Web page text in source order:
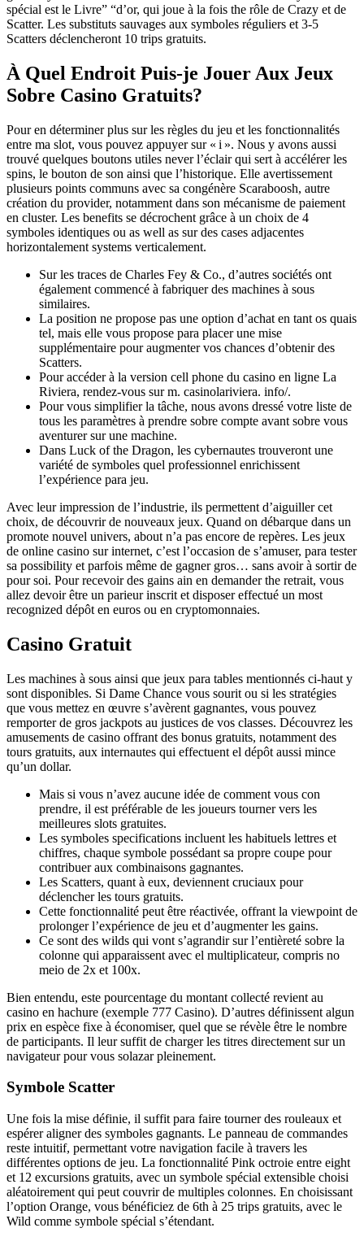
spécial est le Livre” “d’or, qui joue à la fois the rôle de Crazy et de
Scatter. Les substituts sauvages aux symboles réguliers et 3-5
Scatters déclencheront 10 trips gratuits.
À Quel Endroit Puis-je Jouer Aux Jeux
Sobre Casino Gratuits?
Pour en déterminer plus sur les règles du jeu et les fonctionnalités
entre ma slot, vous pouvez appuyer sur « i ». Nous y avons aussi
trouvé quelques boutons utiles never l’éclair qui sert à accélérer les
spins, le bouton de son ainsi que l’historique. Elle avertissement
plusieurs points communs avec sa congénère Scaraboosh, autre
création du provider, notamment dans son mécanisme de paiement
en cluster. Les benefits se décrochent grâce à un choix de 4
symboles identiques ou as well as sur des cases adjacentes
horizontalement systems verticalement.
Sur les traces de Charles Fey & Co., d’autres sociétés ont
également commencé à fabriquer des machines à sous
similaires.
La position ne propose pas une option d’achat en tant os quais
tel, mais elle vous propose para placer une mise
supplémentaire pour augmenter vos chances d’obtenir des
Scatters.
Pour accéder à la version cell phone du casino en ligne La
Riviera, rendez-vous sur m. casinolariviera. info/.
Pour vous simplifier la tâche, nous avons dressé votre liste de
tous les paramètres à prendre sobre compte avant sobre vous
aventurer sur une machine.
Dans Luck of the Dragon, les cybernautes trouveront une
variété de symboles quel professionnel enrichissent
l’expérience para jeu.
Avec leur impression de l’industrie, ils permettent d’aiguiller cet
choix, de découvrir de nouveaux jeux. Quand on débarque dans un
promote nouvel univers, about n’a pas encore de repères. Les jeux
de online casino sur internet, c’est l’occasion de s’amuser, para tester
sa possibility et parfois même de gagner gros… sans avoir à sortir de
pour soi. Pour recevoir des gains ain en demander the retrait, vous
allez devoir être un parieur inscrit et disposer effectué un most
recognized dépôt en euros ou en cryptomonnaies.
Casino Gratuit
Les machines à sous ainsi que jeux para tables mentionnés ci-haut y
sont disponibles. Si Dame Chance vous sourit ou si les stratégies
que vous mettez en œuvre s’avèrent gagnantes, vous pouvez
remporter de gros jackpots au justices de vos classes. Découvrez les
amusements de casino offrant des bonus gratuits, notamment des
tours gratuits, aux internautes qui effectuent el dépôt aussi mince
qu’un dollar.
Mais si vous n’avez aucune idée de comment vous con
prendre, il est préférable de les joueurs tourner vers les
meilleures slots gratuites.
Les symboles specifications incluent les habituels lettres et
chiffres, chaque symbole possédant sa propre coupe pour
contribuer aux combinaisons gagnantes.
Les Scatters, quant à eux, deviennent cruciaux pour
déclencher les tours gratuits.
Cette fonctionnalité peut être réactivée, offrant la viewpoint de
prolonger l’expérience de jeu et d’augmenter les gains.
Ce sont des wilds qui vont s’agrandir sur l’entièreté sobre la
colonne qui apparaissent avec el multiplicateur, compris no
meio de 2x et 100x.
Bien entendu, este pourcentage du montant collecté revient au
casino en hachure (exemple 777 Casino). D’autres définissent algun
prix en espèce fixe à économiser, quel que se révèle être le nombre
de participants. Il leur suffit de charger les titres directement sur un
navigateur pour vous solazar pleinement.
Symbole Scatter
Une fois la mise définie, il suffit para faire tourner des rouleaux et
espérer aligner des symboles gagnants. Le panneau de commandes
reste intuitif, permettant votre navigation facile à travers les
différentes options de jeu. La fonctionnalité Pink octroie entre eight
et 12 excursions gratuits, avec un symbole spécial extensible choisi
aléatoirement qui peut couvrir de multiples colonnes. En choisissant
l’option Orange, vous bénéficiez de 6th à 25 trips gratuits, avec le
Wild comme symbole spécial s’étendant.